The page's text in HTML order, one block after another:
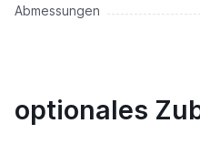
Abmessungen
optionales